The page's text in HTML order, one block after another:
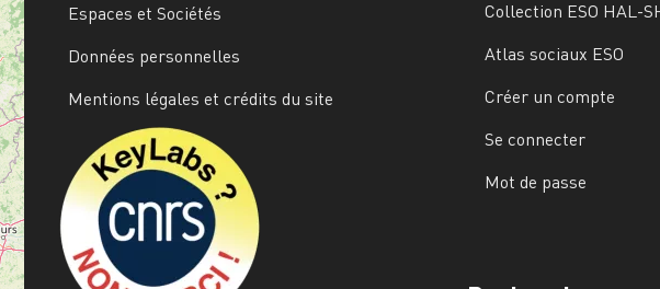
Espaces et Sociétés
Données personnelles
Mentions légales et crédits du site
Collection ESO HAL-
Atlas sociaux ESO
Créer un compte
Se connecter
Mot de passe